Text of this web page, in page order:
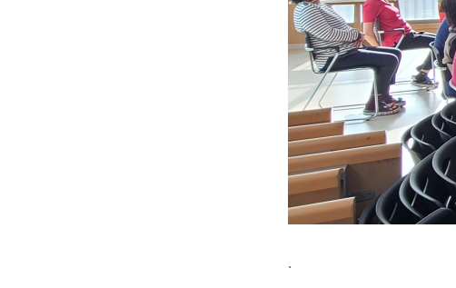
.